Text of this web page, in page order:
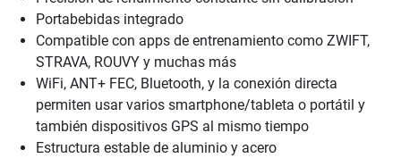
Portabebidas integrado
Compatible con apps de entrenamiento como ZWIFT,
STRAVA, ROUVY y muchas más
WiFi, ANT+ FEC, Bluetooth, y la conexión directa
permiten usar varios smartphone/tableta o portátil y
también dispositivos GPS al mismo tiempo
Estructura estable de aluminio y acero